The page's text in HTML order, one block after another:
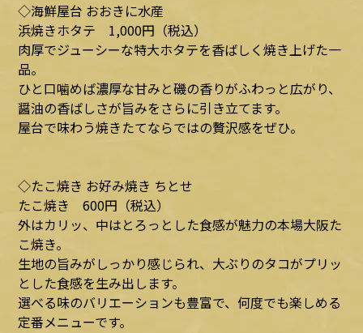
◇海鮮屋台 おおきに水産
浜焼きホタテ 1,000円（税込）
肉厚でジューシーな特大ホタテを香ばしく焼き上げた一
品。
ひと口噛めば濃厚な甘みと磯の香りがふわっと広がり、
醤油の香ばしさが旨みをさらに引き立てます。
屋台で味わう焼きたてならではの贅沢感をぜひ。
◇たこ焼き お好み焼き ちとせ
たこ焼き 600円（税込）
外はカリッ、中はとろっとした食感が魅力の本場大阪た
こ焼き。
生地の旨みがしっかり感じられ、大ぶりのタコがプリッ
とした食感を生み出します。
選べる味のバリエーションも豊富で、何度でも楽しめる
定番メニューです。